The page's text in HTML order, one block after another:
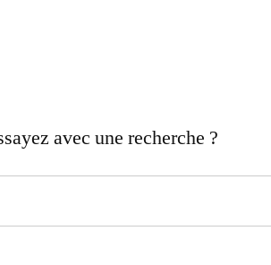
avec une recherche ?